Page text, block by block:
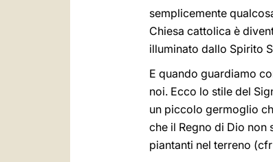
semplicemente
Chiesa cattolica è
illuminato dallo Spirito
E quando guardiamo
noi. Ecco lo stile del
un piccolo germoglio
che il Regno di Dio non
piantanti nel terreno (cfr